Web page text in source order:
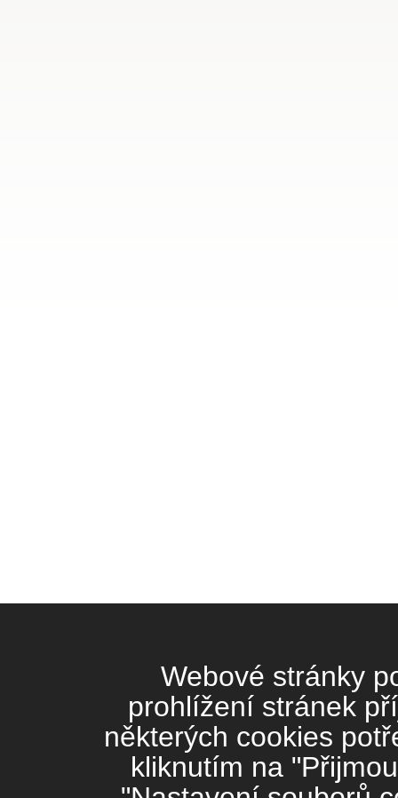
Webové stránky
prohlížení stránek
některých cookies
kliknutím na